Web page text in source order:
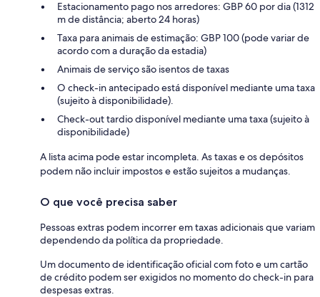
Estacionamento pago nos arredores: GBP 60 por dia (1312
m de distância; aberto 24 horas)
Taxa para animais de estimação: GBP 100 (pode variar de
acordo com a duração da estadia)
Animais de serviço são isentos de taxas
O check-in antecipado está disponível mediante uma taxa
(sujeito à disponibilidade).
Check-out tardio disponível mediante uma taxa (sujeito à
disponibilidade)
A lista acima pode estar incompleta. As taxas e os depósitos
podem não incluir impostos e estão sujeitos a mudanças.
O que você precisa saber
Pessoas extras podem incorrer em taxas adicionais que variam
dependendo da política da propriedade.
Um documento de identificação oficial com foto e um cartão
de crédito podem ser exigidos no momento do check-in para
despesas extras.